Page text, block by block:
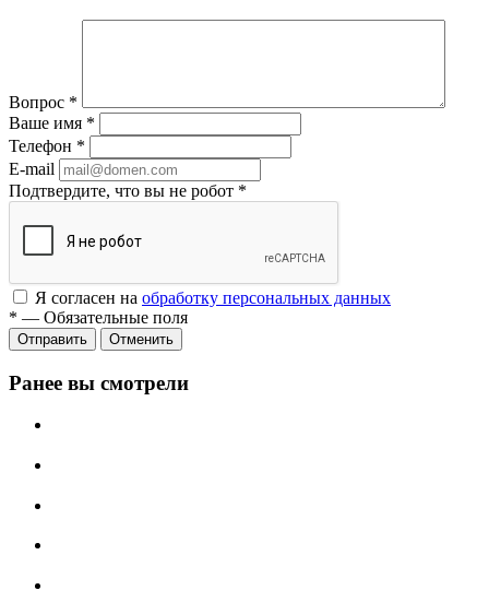
Вопрос *
Ваше имя *
Телефон *
E-mail
Подтвердите, что вы не робот *
Я согласен на обработку персональных данных
* — Обязательные поля
Отменить
Ранее вы смотрели